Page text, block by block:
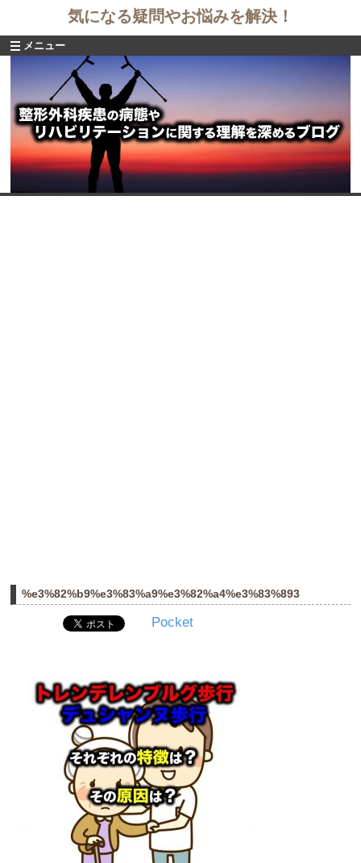
気になる疑問やお悩みを解決！
メニュー
%e3%82%b9%e3%83%a9%e3%82%a4%e3%83%893
Pocket